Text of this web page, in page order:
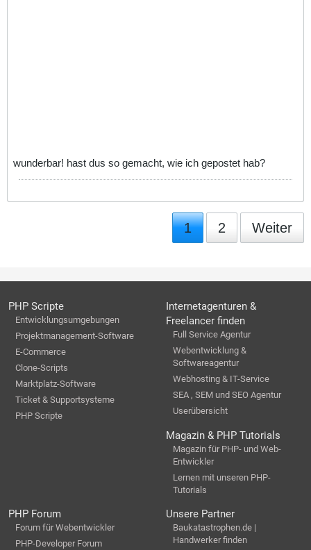
wunderbar! hast dus so gemacht, wie ich gepostet hab?
1 2 Weiter
PHP Scripte
Entwicklungsumgebungen
Projektmanagement-Software
E-Commerce
Clone-Scripts
Marktplatz-Software
Ticket & Supportsysteme
PHP Scripte
Internetagenturen &
Freelancer finden
Full Service Agentur
Webentwicklung &
Softwareagentur
Webhosting & IT-Service
SEA , SEM und SEO Agentur
Userübersicht
Magazin & PHP Tutorials
Magazin für PHP- und Web-
Entwickler
Lernen mit unseren PHP-
Tutorials
PHP Forum
Forum für Webentwickler
PHP-Developer Forum
Unsere Partner
Baukatastrophen.de |
Handwerker finden